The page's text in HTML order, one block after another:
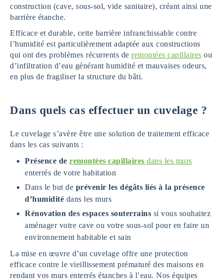
construction (cave, sous-sol, vide sanitaire), créant ainsi une
barrière étanche.
Efficace et durable, cette barrière infranchissable contre
l’humidité est particulièrement adaptée aux constructions
qui ont des problèmes récurrents de remontées capillaires ou
d’infiltration d’eau générant humidité et mauvaises odeurs,
en plus de fragiliser la structure du bâti.
Dans quels cas effectuer un cuvelage ?
Le cuvelage s’avère être une solution de traitement efficace
dans les cas suivants :
Présence de remontées capillaires dans les murs
enterrés de votre habitation
Dans le but de prévenir les dégâts liés à la présence
d’humidité dans les murs
Rénovation des espaces souterrains si vous souhaitez
aménager votre cave ou votre sous-sol pour en faire un
environnement habitable et sain
La mise en œuvre d’un cuvelage offre une protection
efficace contre le vieillissement prématuré des maisons en
rendant vos murs enterrés étanches à l’eau. Nos équipes